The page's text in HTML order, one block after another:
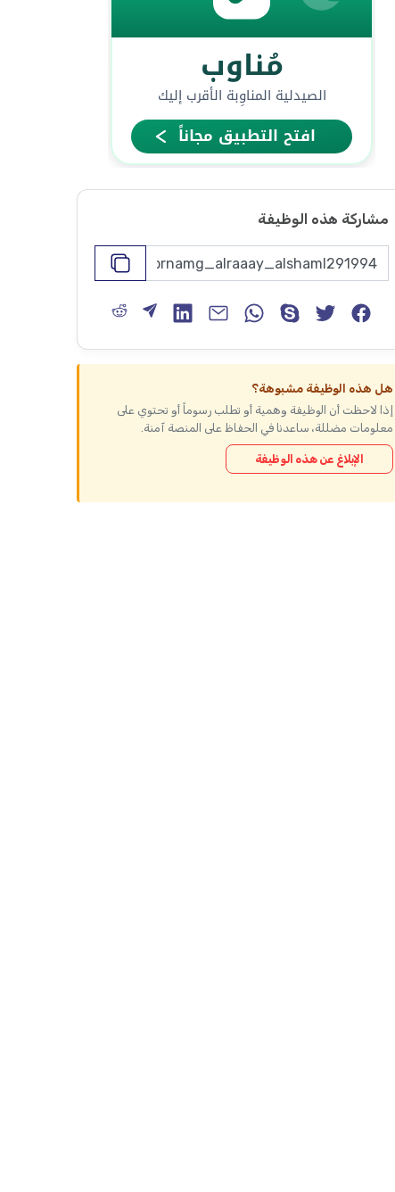
مشاركة هذه الوظيفة
هل هذه الوظيفة مشبوهة؟
إذا لاحظت أن الوظيفة وهمية أو تطلب رسوماً أو تحتوي على
معلومات مضللة، ساعدنا في الحفاظ على المنصة آمنة.
الإبلاغ عن هذه الوظيفة